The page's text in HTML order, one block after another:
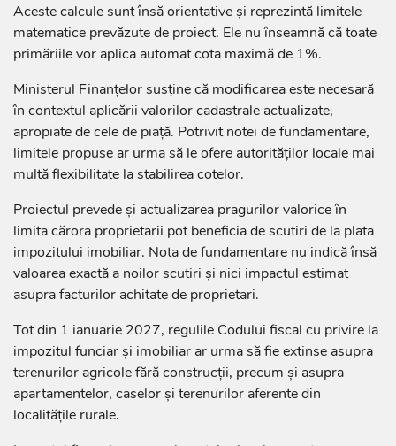
Aceste calcule sunt însă orientative și reprezintă limitele
matematice prevăzute de proiect. Ele nu înseamnă că toate
primăriile vor aplica automat cota maximă de 1%.
Ministerul Finanțelor susține că modificarea este necesară
în contextul aplicării valorilor cadastrale actualizate,
apropiate de cele de piață. Potrivit notei de fundamentare,
limitele propuse ar urma să le ofere autorităților locale mai
multă flexibilitate la stabilirea cotelor.
Proiectul prevede și actualizarea pragurilor valorice în
limita cărora proprietarii pot beneficia de scutiri de la plata
impozitului imobiliar. Nota de fundamentare nu indică însă
valoarea exactă a noilor scutiri și nici impactul estimat
asupra facturilor achitate de proprietari.
Tot din 1 ianuarie 2027, regulile Codului fiscal cu privire la
impozitul funciar și imobiliar ar urma să fie extinse asupra
terenurilor agricole fără construcții, precum și asupra
apartamentelor, caselor și terenurilor aferente din
localitățile rurale.